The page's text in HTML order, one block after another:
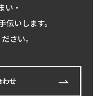
い・
いします。
さい。
わせ